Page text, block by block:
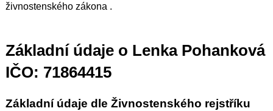
živnostenského zákona .
Základní údaje o Lenka Pohanková
IČO: 71864415
Základní údaje dle Živnostenského rejstříku